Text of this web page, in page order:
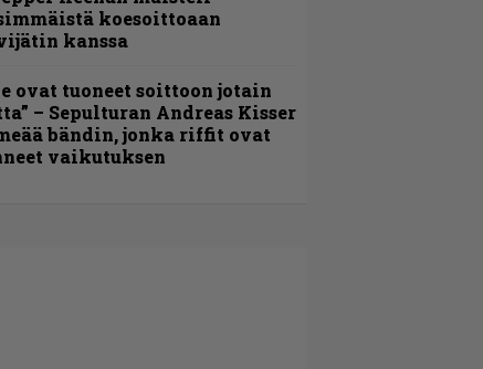
koesoittoaan
kanssa
ovat tuoneet soittoon jotain
– Sepulturan Andreas Kisser
bändin, jonka riffit ovat
vaikutuksen